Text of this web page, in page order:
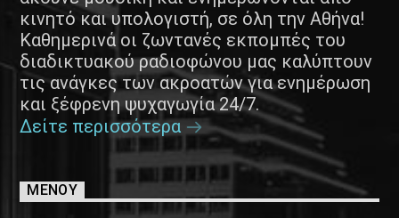
κινητό και υπολογιστή, σε όλη την Αθήνα!
Καθημερινά οι ζωντανές εκπομπές του
διαδικτυακού ραδιοφώνου μας καλύπτουν
τις ανάγκες των ακροατών για ενημέρωση
και ξέφρενη ψυχαγωγία 24/7.
Δείτε περισσότερα
ΜΕΝΟΥ